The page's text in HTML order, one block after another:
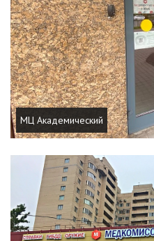
МЦ Академический